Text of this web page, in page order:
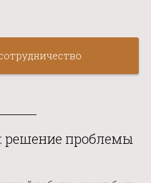
решение проблемы